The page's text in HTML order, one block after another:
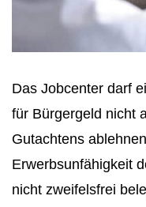
Das Jobcenter darf
für Bürgergeld nicht
Gutachtens
Erwerbsunfähigkeit
nicht zweifelsfrei